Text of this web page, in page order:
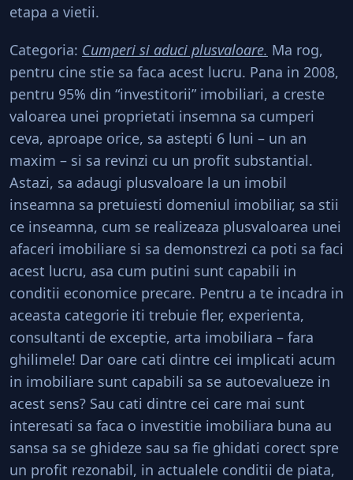
etapa a vietii.
Categoria: Cumperi si aduci plusvaloare. Ma rog,
pentru cine stie sa faca acest lucru. Pana in 2008,
pentru 95% din “investitorii” imobiliari, a creste
valoarea unei proprietati insemna sa cumperi
ceva, aproape orice, sa astepti 6 luni – un an
maxim – si sa revinzi cu un profit substantial.
Astazi, sa adaugi plusvaloare la un imobil
inseamna sa pretuiesti domeniul imobiliar, sa stii
ce inseamna, cum se realizeaza plusvaloarea unei
afaceri imobiliare si sa demonstrezi ca poti sa faci
acest lucru, asa cum putini sunt capabili in
conditii economice precare. Pentru a te incadra in
aceasta categorie iti trebuie fler, experienta,
consultanti de exceptie, arta imobiliara – fara
ghilimele! Dar oare cati dintre cei implicati acum
in imobiliare sunt capabili sa se autoevalueze in
acest sens? Sau cati dintre cei care mai sunt
interesati sa faca o investitie imobiliara buna au
sansa sa se ghideze sau sa fie ghidati corect spre
un profit rezonabil, in actualele conditii de piata,